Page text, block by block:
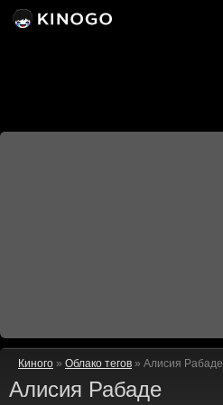
Киного » Облако тегов » Алисия Рабаде
Алисия Рабаде